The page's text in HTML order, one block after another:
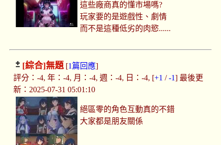
這些廠商真的懂市場嗎?
玩家要的是遊戲性、劇情
而不是這種低劣的肉慾......
[綜合]無題[1篇回應]
評分：-4, 年：-4, 月：-4, 週：-4, 日：-4, [+1 /-1] 最後更
新：2025-07-31 05:01:10
絕區零的角色互動真的不錯
大家都是朋友關係